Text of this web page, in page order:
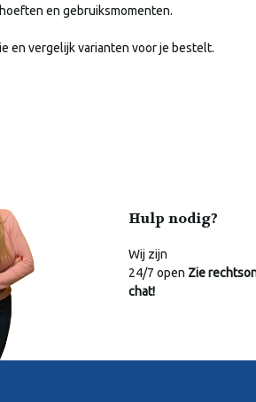
en gebruiksmomenten.
en vergelijk varianten voor je bestelt.
Hulp nodig?
Wij zijn
24/7 open Zie
chat!